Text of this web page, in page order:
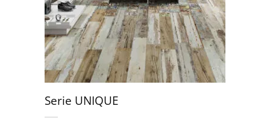
Serie UNIQUE